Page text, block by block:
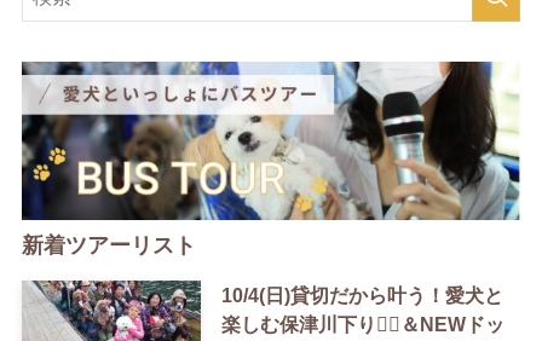
新着ツアーリスト
10/4(日)貸切だから叶う！愛犬と
楽しむ保津川下り🚣‍♀️＆NEWドッ